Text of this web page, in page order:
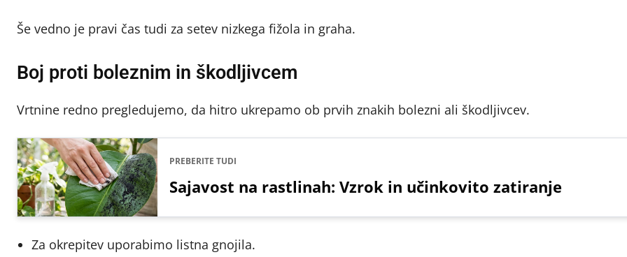
Še vedno je pravi čas tudi za setev nizkega fižola in graha.
Boj proti boleznim in škodljivcem
Vrtnine redno pregledujemo, da hitro ukrepamo ob prvih znakih bolezni ali škodljivcev.
PREBERITE TUDI
Sajavost na rastlinah: Vzrok in učinkovito zatiranje
Za okrepitev uporabimo listna gnojila.